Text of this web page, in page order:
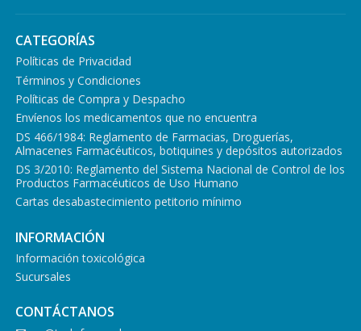
CATEGORÍAS
Políticas de Privacidad
Términos y Condiciones
Políticas de Compra y Despacho
Envíenos los medicamentos que no encuentra
DS 466/1984: Reglamento de Farmacias, Droguerías,
Almacenes Farmacéuticos, botiquines y depósitos autorizados
DS 3/2010: Reglamento del Sistema Nacional de Control de los
Productos Farmacéuticos de Uso Humano
Cartas desabastecimiento petitorio mínimo
INFORMACIÓN
Información toxicológica
Sucursales
CONTÁCTANOS